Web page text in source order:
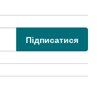
Підписатися